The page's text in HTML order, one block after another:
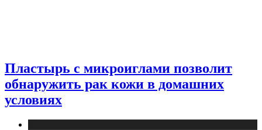
Пластырь с микроиглами позволит
обнаружить рак кожи в домашних
условиях